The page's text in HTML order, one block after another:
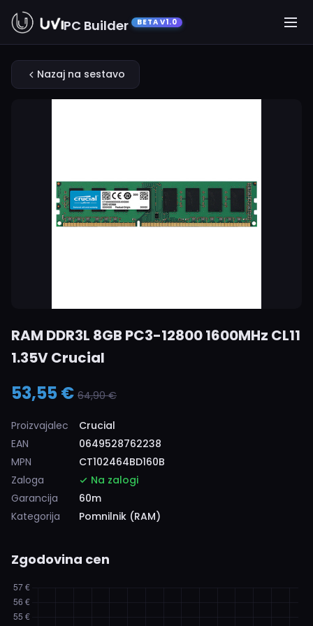
PC Builder BETA V1.0
Nazaj na sestavo
RAM DDR3L 8GB PC3-12800 1600MHz CL11
1.35V Crucial
53,55 € 64,90 €
Proizvajalec
Crucial
EAN
0649528762238
MPN
CT102464BD160B
Zaloga
Na zalogi
Garancija
60m
Kategorija
Pomnilnik (RAM)
Zgodovina cen